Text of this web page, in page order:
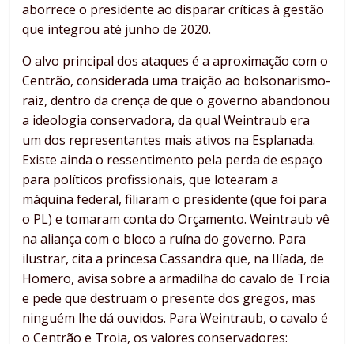
aborrece o presidente ao disparar críticas à gestão
que integrou até junho de 2020.
O alvo principal dos ataques é a aproximação com o
Centrão, considerada uma traição ao bolsonarismo-
raiz, dentro da crença de que o governo abandonou
a ideologia conservadora, da qual Weintraub era
um dos representantes mais ativos na Esplanada.
Existe ainda o ressentimento pela perda de espaço
para políticos profissionais, que lotearam a
máquina federal, filiaram o presidente (que foi para
o PL) e tomaram conta do Orçamento. Weintraub vê
na aliança com o bloco a ruína do governo. Para
ilustrar, cita a princesa Cassandra que, na Ilíada, de
Homero, avisa sobre a armadilha do cavalo de Troia
e pede que destruam o presente dos gregos, mas
ninguém lhe dá ouvidos. Para Weintraub, o cavalo é
o Centrão e Troia, os valores conservadores: